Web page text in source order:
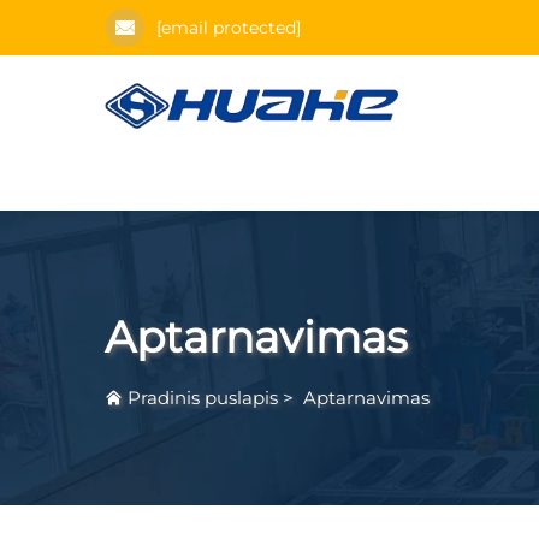
[email protected]
Aptarnavimas
Pradinis puslapis > Aptarnavimas